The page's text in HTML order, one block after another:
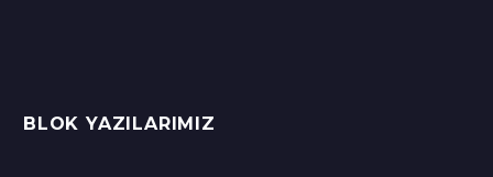
BLOK YAZILARIMIZ